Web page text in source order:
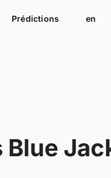
Prédictions en